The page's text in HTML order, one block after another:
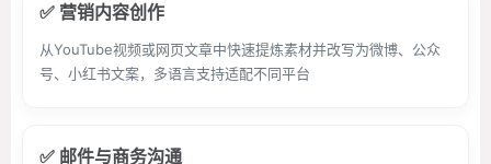
✅ 营销内容创作
从YouTube视频或网页文章中快速提炼素材并改写为微博、公众
号、小红书文案，多语言支持适配不同平台
✅ 邮件与商务沟通